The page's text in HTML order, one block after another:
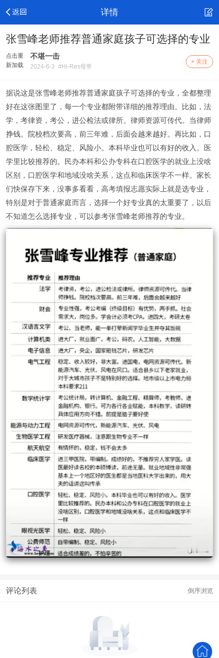
详情
张雪峰老师推荐普通家庭孩子可选择的专业
点击重
新加载
不堪一击
2024-6-3 #Hi-Res母带
+ 关注
据说这是张雪峰老师推荐普通家庭孩子可选择的专业，全都整理
好在这张图里了，每一个专业都附带详细的推荐理由。比如，法
学，考律资，考公，进公检法或律所。律师资源可传代。当律师
挣钱。院校档次要高，前三年难，后面会越来越好。再比如，口
腔医学，轻松、稳定、风险小。本科毕业也可以有好的收入。医
学里比较推荐的。民办本科和公办专科在口腔医学的就业上没啥
区别，口腔医学和地域没啥关系，这点和临床医学不一样。家长
们快保存下来，没事多看看，高考填报志愿实际上就是选专业，
特别是对于普通家庭而言，选择一个好专业真的太重要了，以后
不知道怎么选择专业，可以参考张雪峰老师推荐的专业。
评论列表 倒序浏览